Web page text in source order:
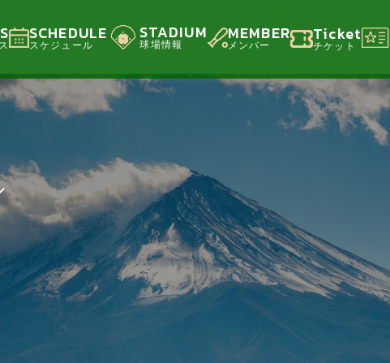
SCHEDULE
スケジュール
STADIUM
球場情報
MEMBER
メンバー
Ticket
チケット